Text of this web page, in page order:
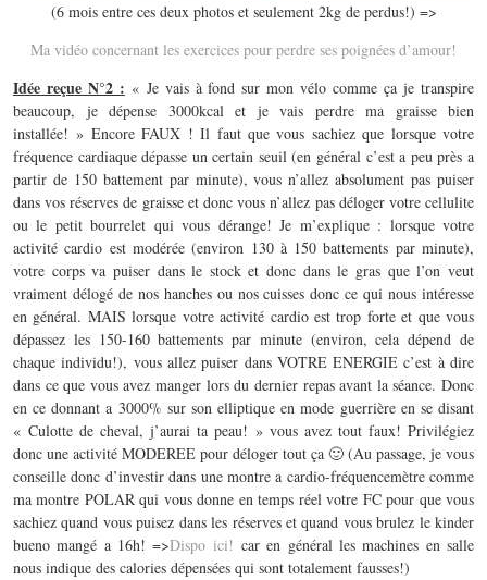
(6 mois entre ces deux photos et seulement 2kg de perdus!) =>
Ma vidéo concernant les exercices pour perdre ses poignées d’amour!
Idée reçue N°2 : « Je vais à fond sur mon vélo comme ça je transpire
beaucoup, je dépense 3000kcal et je vais perdre ma graisse bien
installée! » Encore FAUX ! Il faut que vous sachiez que lorsque votre
fréquence cardiaque dépasse un certain seuil (en général c’est a peu près a
partir de 150 battement par minute), vous n’allez absolument pas puiser
dans vos réserves de graisse et donc vous n’allez pas déloger votre cellulite
ou le petit bourrelet qui vous dérange! Je m’explique : lorsque votre
activité cardio est modérée (environ 130 à 150 battements par minute),
votre corps va puiser dans le stock et donc dans le gras que l’on veut
vraiment délogé de nos hanches ou nos cuisses donc ce qui nous intéresse
en général. MAIS lorsque votre activité cardio est trop forte et que vous
dépassez les 150-160 battements par minute (environ, cela dépend de
chaque individu!), vous allez puiser dans VOTRE ENERGIE c’est à dire
dans ce que vous avez manger lors du dernier repas avant la séance. Donc
en ce donnant a 3000% sur son elliptique en mode guerrière en se disant
« Culotte de cheval, j’aurai ta peau! » vous avez tout faux! Privilégiez
donc une activité MODEREE pour déloger tout ça 🙂 (Au passage, je vous
conseille donc d’investir dans une montre a cardio-fréquencemètre comme
ma montre POLAR qui vous donne en temps réel votre FC pour que vous
sachiez quand vous puisez dans les réserves et quand vous brulez le kinder
bueno mangé a 16h! =>Dispo ici! car en général les machines en salle
nous indique des calories dépensées qui sont totalement fausses!)